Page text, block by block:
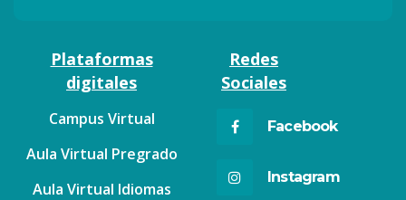
Plataformas
digitales
Campus Virtual
Aula Virtual Pregrado
Aula Virtual Idiomas
Redes
Sociales
Facebook
Instagram